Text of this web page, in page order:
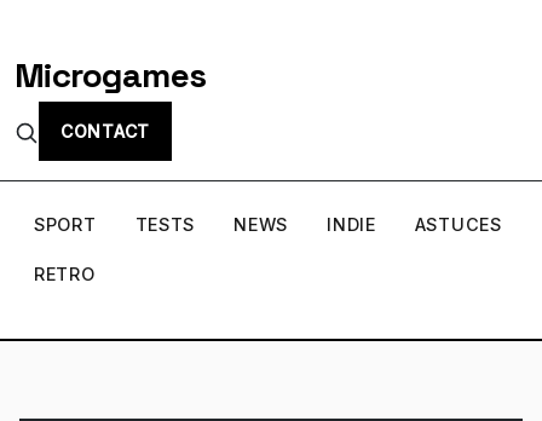
Microgames
CONTACT
SPORT TESTS NEWS INDIE ASTUCES
RETRO